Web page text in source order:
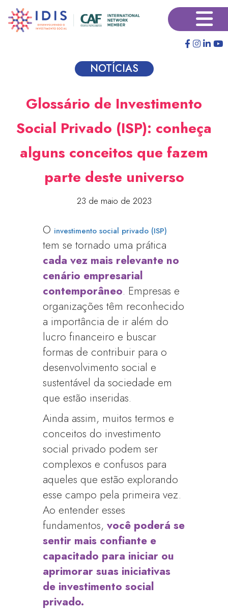
para
×
NOTÍCIAS
Glossário de Investimento
Social Privado (ISP): conheça
alguns conceitos que fazem
parte deste universo
23 de maio de 2023
O investimento social privado (ISP)
tem se tornado uma prática
cada vez mais relevante no
cenário empresarial
contemporâneo. Empresas e
organizações têm reconhecido
a importância de ir além do
lucro financeiro e buscar
formas de contribuir para o
desenvolvimento social e
sustentável da sociedade em
que estão inseridas.
Ainda assim, muitos termos e
conceitos do investimento
social privado podem ser
complexos e confusos para
aqueles que estão explorando
esse campo pela primeira vez.
Ao entender esses
fundamentos,você poderá se
sentir mais confiante e
capacitado para iniciar ou
aprimorar suas iniciativas
de investimento social
privado.